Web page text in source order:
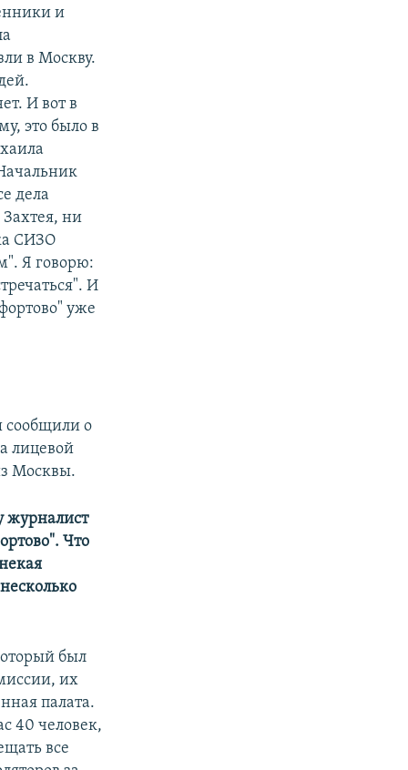
и
в Москву.
И вот в
это было в
дела
ни
СИЗО
Я говорю:
И
уже
сообщили о
лицевой
Москвы.
журналист
Что
был
их
палата.
40 человек,
все